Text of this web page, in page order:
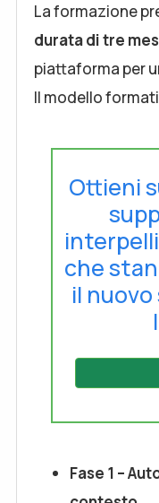
La formazione
durata di tre
piattaforma per
Il modello
Ottieni
che
il
Fase 1 –